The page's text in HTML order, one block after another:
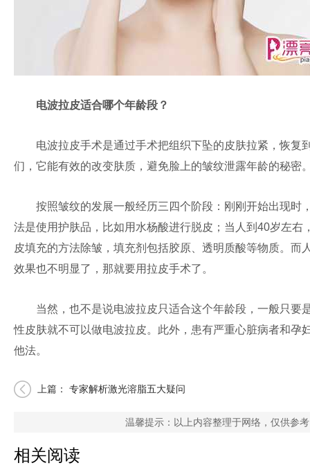
电波拉皮适合哪个年龄段？
电波拉皮手术是通过手术把组织下坠的皮肤拉紧，恢复
们，它能有效的改变肤质，避免脸上的皱纹泄露年龄的秘密
按照皱纹的发展一般经历三四个阶段：刚刚开始出现时
法是使用护肤品，比如用水杨酸进行脱皮；当人到40岁左
皮填充的方法除皱，填充剂包括胶原、透明质酸等物质。
效果也不明显了，那就要用拉皮手术了。
当然，也不是说电波拉皮只适合这个年龄段，一般只要
性皮肤就不可以做电波拉皮。此外，患有严重心脏病者和
他法。
上篇： 专家解析激光溶脂五大疑问
温馨提示：以上内容整理于网络，仅供参
相关阅读